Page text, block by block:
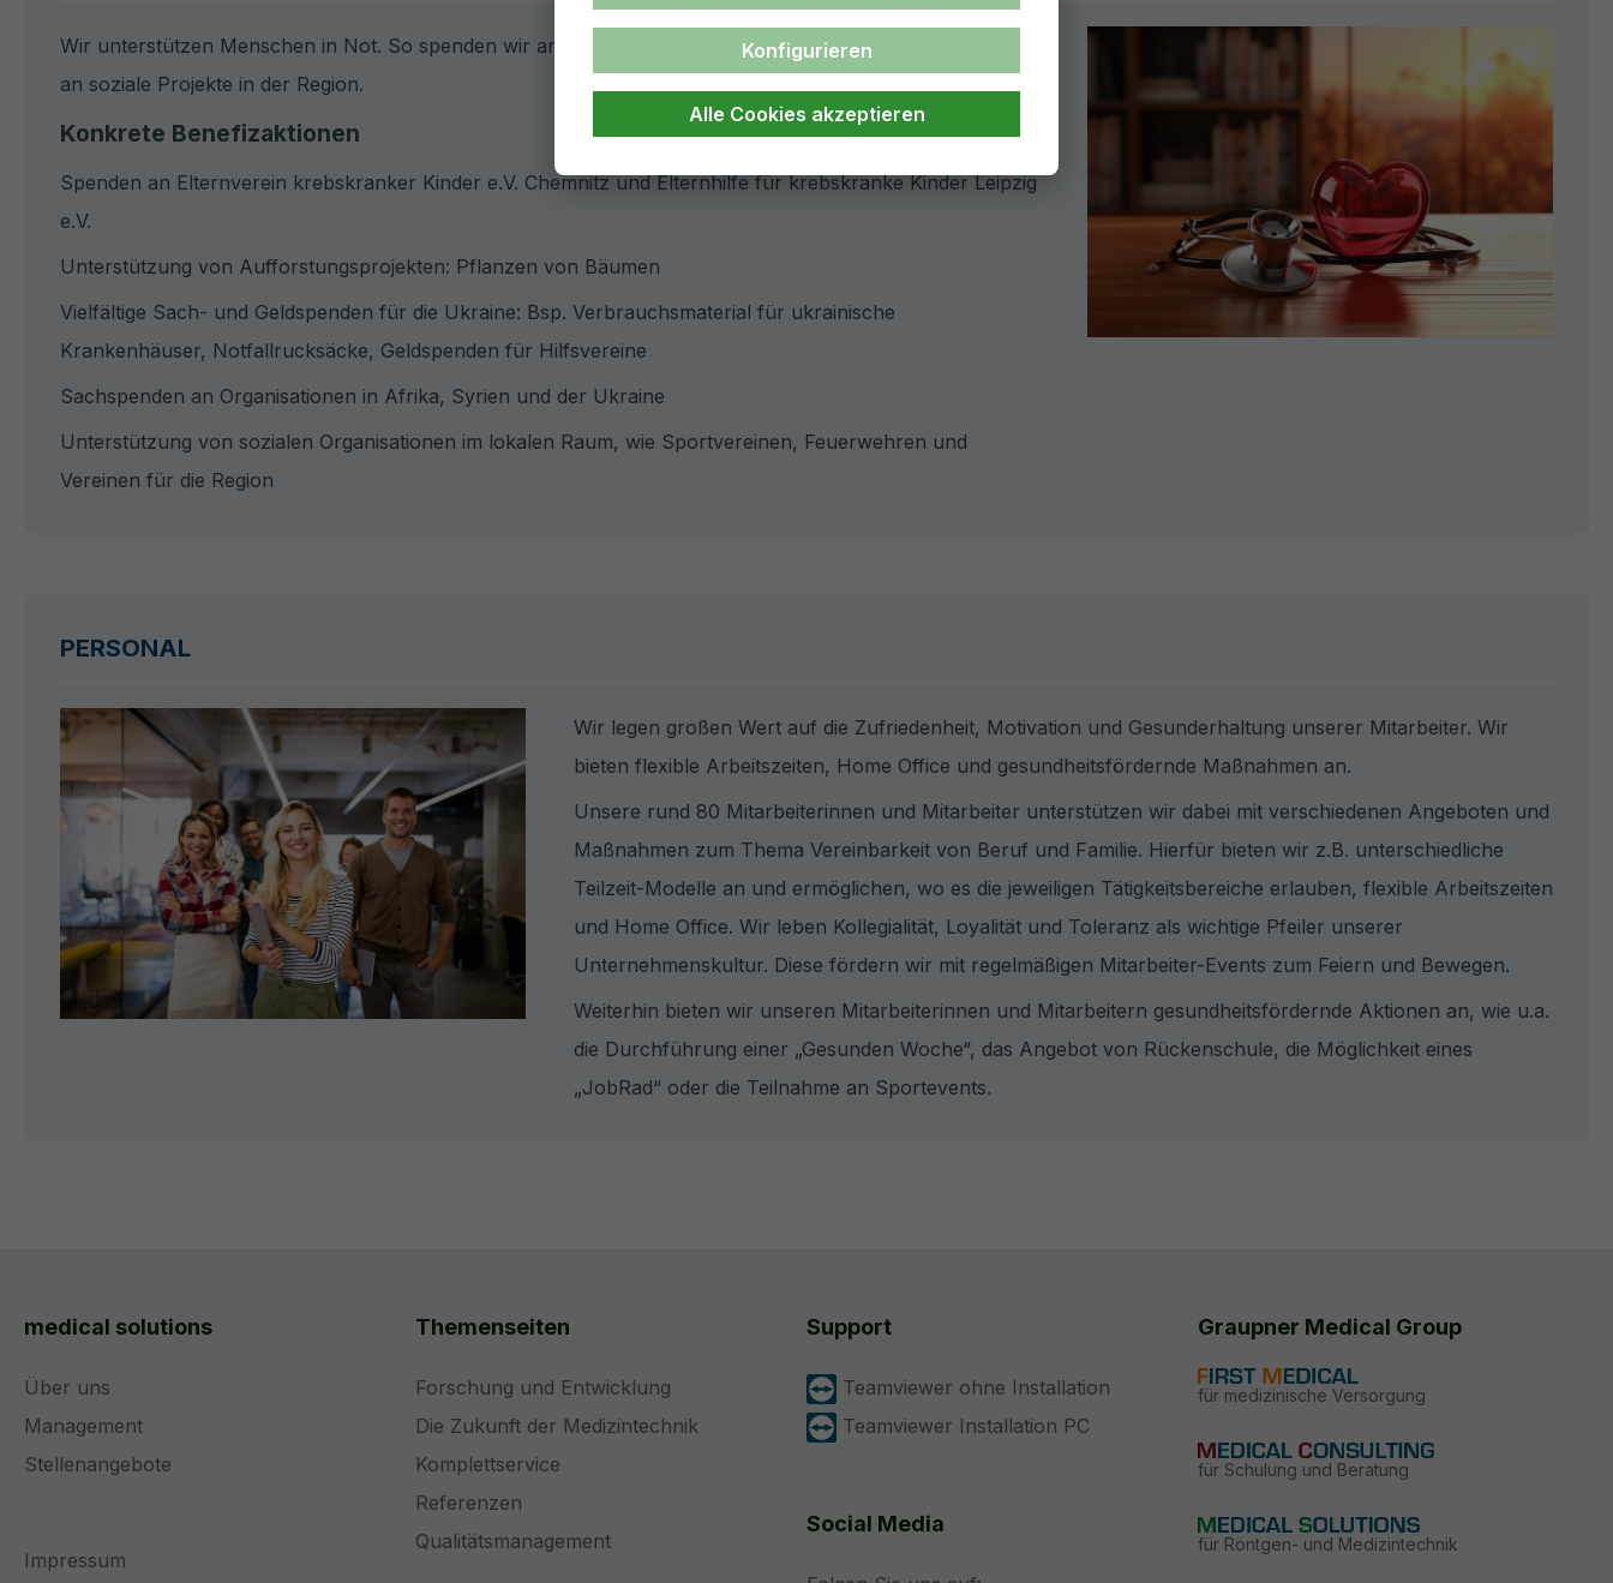
Wir unterstützen Menschen in Not. So spenden wir an Krankenhäuser in Kriegs- und Krisengebieten und
an soziale Projekte in der Region.
Konkrete Benefizaktionen
Spenden an Elternverein krebskranker Kinder e.V. Chemnitz und Elternhilfe für krebskranke Kinder Leipzig
e.V.
Unterstützung von Aufforstungsprojekten: Pflanzen von Bäumen
Vielfältige Sach- und Geldspenden für die Ukraine: Bsp. Verbrauchsmaterial für ukrainische
Krankenhäuser, Notfallrucksäcke, Geldspenden für Hilfsvereine
Sachspenden an Organisationen in Afrika, Syrien und der Ukraine
Unterstützung von sozialen Organisationen im lokalen Raum, wie Sportvereinen, Feuerwehren und
Vereinen für die Region
PERSONAL
Wir legen großen Wert auf die Zufriedenheit, Motivation und Gesunderhaltung unserer Mitarbeiter. Wir
bieten flexible Arbeitszeiten, Home Office und gesundheitsfördernde Maßnahmen an.
Unsere rund 80 Mitarbeiterinnen und Mitarbeiter unterstützen wir dabei mit verschiedenen Angeboten und
Maßnahmen zum Thema Vereinbarkeit von Beruf und Familie. Hierfür bieten wir z.B. unterschiedliche
Teilzeit-Modelle an und ermöglichen, wo es die jeweiligen Tätigkeitsbereiche erlauben, flexible Arbeitszeiten
und Home Office. Wir leben Kollegialität, Loyalität und Toleranz als wichtige Pfeiler unserer
Unternehmenskultur. Diese fördern wir mit regelmäßigen Mitarbeiter-Events zum Feiern und Bewegen.
Weiterhin bieten wir unseren Mitarbeiterinnen und Mitarbeitern gesundheitsfördernde Aktionen an, wie u.a.
die Durchführung einer „Gesunden Woche“, das Angebot von Rückenschule, die Möglichkeit eines
„JobRad“ oder die Teilnahme an Sportevents.
medical solutions
Über uns
Management
Stellenangebote
Impressum
Themenseiten
Forschung und Entwicklung
Die Zukunft der Medizintechnik
Komplettservice
Referenzen
Qualitätsmanagement
Support
Teamviewer ohne Installation
Teamviewer Installation PC
Social Media
Graupner Medical Group
für medizinische Versorgung
für Schulung und Beratung
für Röntgen- und Medizintechnik
Konfigurieren
Alle Cookies akzeptieren